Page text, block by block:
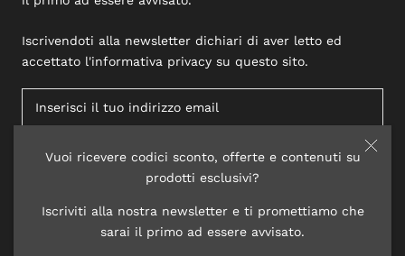
Vuoi ricevere codici sconto, offerte e contenuti su
prodotti esclusivi?
Iscriviti alla nostra newsletter e ti promettiamo che
sarai il primo ad essere avvisato.
Iscrivendoti alla newsletter dichiari di aver letto ed
accettato l'informativa privacy su questo sito.
ISCRIVITI